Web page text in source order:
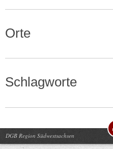
Orte
Schlagworte
DGB Region Südwestsachsen